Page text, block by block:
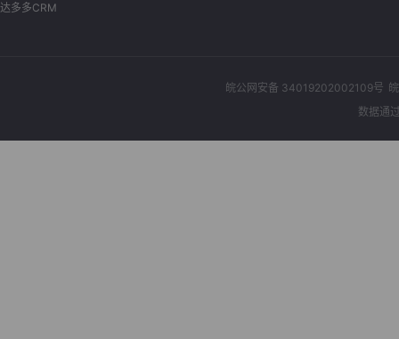
达多多CRM
皖公网安备 34019202002109号
数据通